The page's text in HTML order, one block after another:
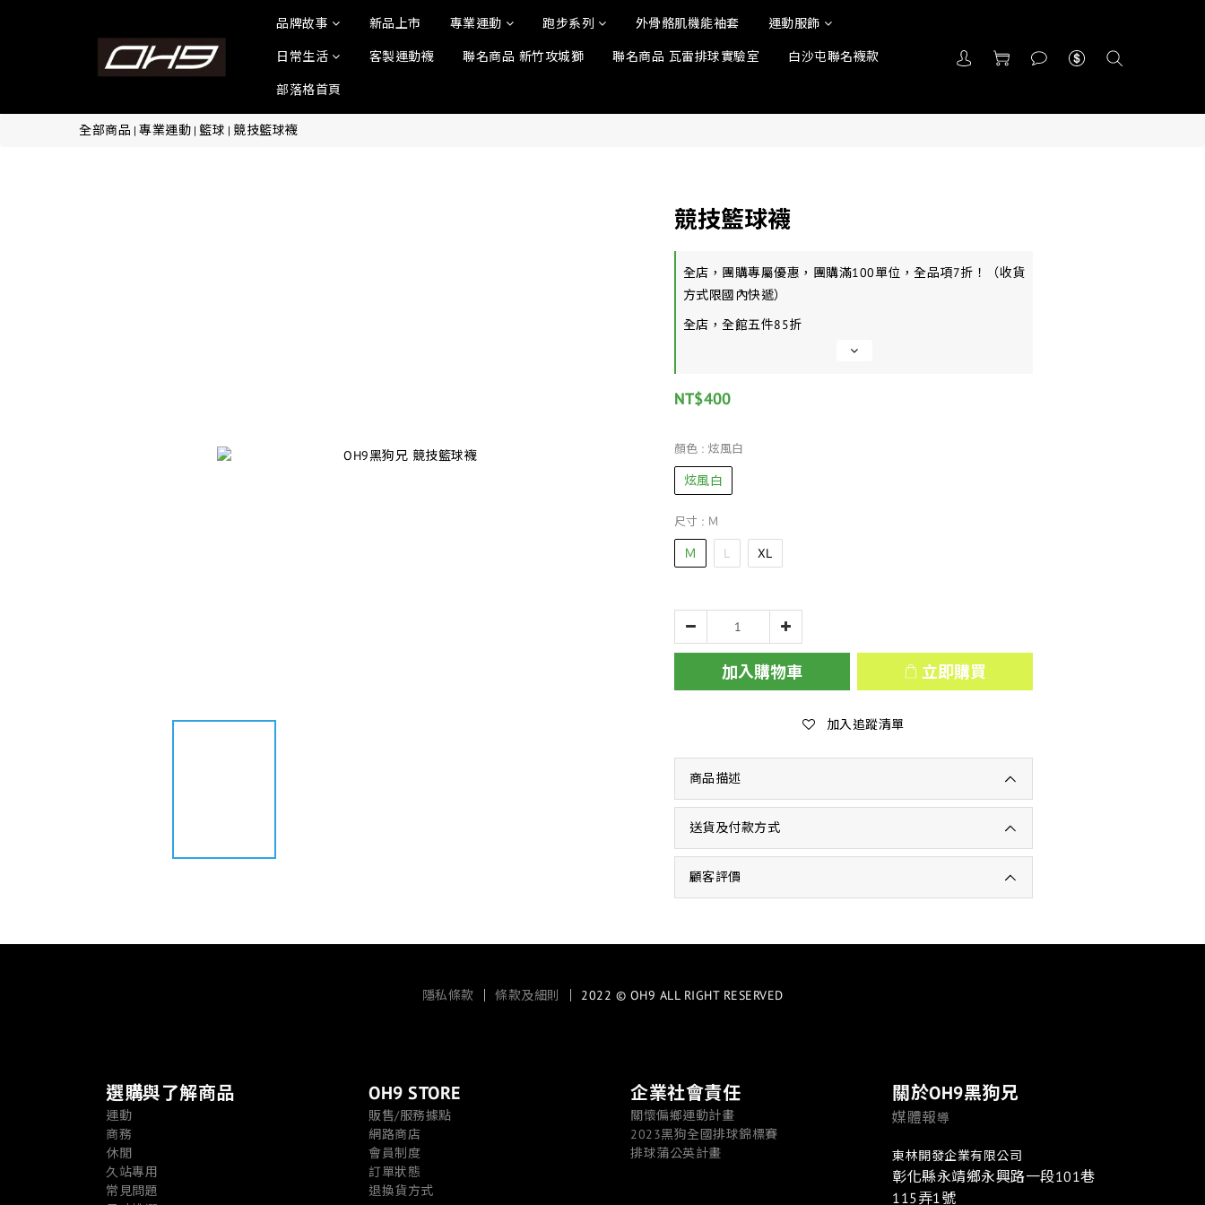
品牌故事 新品上市 專業運動 跑步系列 外骨骼肌機能袖套 運動服飾
日常生活 客製運動襪 聯名商品 新竹攻城獅 聯名商品 瓦雷排球實驗室 白沙屯聯名襪款
部落格首頁
全部商品 | 專業運動 | 籃球 | 競技籃球襪
競技籃球襪
全店，團購專屬優惠，團購滿100單位，全品項7折！（收貨
方式限國內快遞）
全店，全館五件85折
NT$400
顏色 : 炫風白
炫風白
尺寸 : Ｍ
Ｍ L XL
加入購物車 立即購買
加入追蹤清單
商品描述
送貨及付款方式
顧客評價
隱私條款 條款及細則 ｜ 2022 © OH9 ALL RIGHT RESERVED
選購與了解商品
運動
商務
休閒
久站專用
常見問題
OH9 STORE
販售/服務據點
網路商店
會員制度
訂單狀態
退換貨方式
企業社會責任
關懷偏鄉運動計畫
2023黑狗全國排球錦標賽
排球蒲公英計畫
關於OH9黑狗兄
媒體報導
東林開發企業有限公司
彰化縣永靖鄉永興路一段101巷
115弄1號